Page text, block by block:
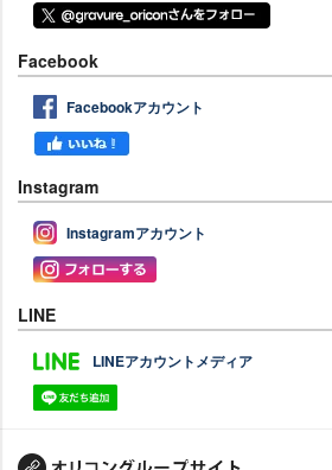
Facebook
Facebookアカウント
Instagram
Instagramアカウント
LINE
LINEアカウントメディア